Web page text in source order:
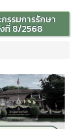
รรมการรักษา
ที่ 8/2568